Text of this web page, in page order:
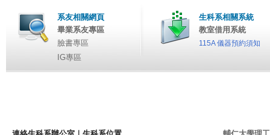
系友相關網頁
畢業系友專區
臉書專區
IG專區
生科系相關系統
教室借用系統
115A 儀器預約須知